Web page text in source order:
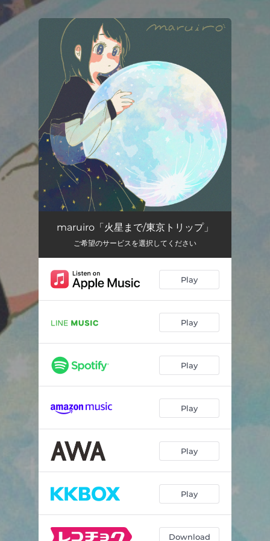
You're all set!
maruiro「火星まで/東京トリップ」
ご希望のサービスを選択してください
Play
Play
Play
Play
Play
Play
Download